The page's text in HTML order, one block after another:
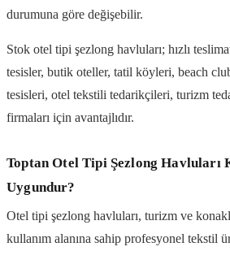
durumuna göre değişebilir.
Stok otel tipi şezlong havluları; hızlı
tesisler, butik oteller, tatil köyleri, beach
tesisleri, otel tekstili tedarikçileri, turizm
firmaları için avantajlıdır.
Toptan Otel Tipi Şezlong Havluları
Uygundur?
Otel tipi şezlong havluları, turizm ve
kullanım alanına sahip profesyonel tekstil